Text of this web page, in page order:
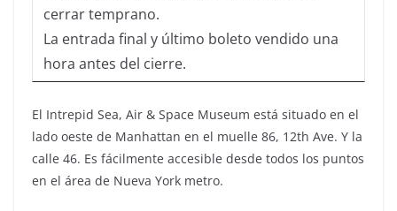
cerrar temprano.
La entrada final y último boleto vendido una
hora antes del cierre.
El Intrepid Sea, Air & Space Museum está situado en el
lado oeste de Manhattan en el muelle 86, 12th Ave. Y la
calle 46. Es fácilmente accesible desde todos los puntos
en el área de Nueva York metro.